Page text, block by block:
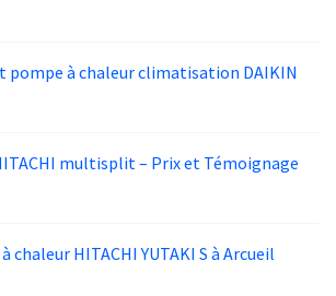
pompe à chaleur climatisation DAIKIN
multisplit – Prix et Témoignage
chaleur HITACHI YUTAKI S à Arcueil